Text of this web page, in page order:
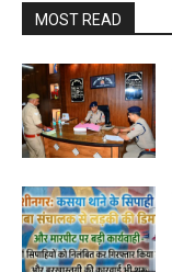
MOST READ